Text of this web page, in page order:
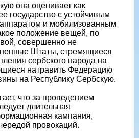
она оценивает как
государство с устойчивым
и мобилизованным
положение вещей, по
совершенно не
Штаты, стремящиеся
сербского народа на
натравить Федерацию
на Республику Сербскую.
что за проведением
длительная
кампания,
провокаций.